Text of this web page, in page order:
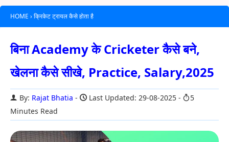
HOME › क्रिकेट ट्रायल कैसे होता है
बिना Academy के Cricketer कैसे बने,
खेलना कैसे सीखे, Practice, Salary,2025
By: Rajat Bhatia Last Updated: 29-08-2025
5
Minutes Read